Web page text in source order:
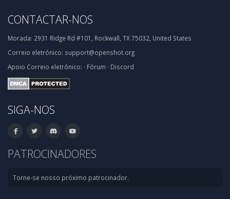
CONTACTAR-NOS
Morada: 2931 Ridge Rd #101, Rockwall, TX 75032, United States
Correio eletrónico: support@openshot.org
Apoio Correio eletrónico: · Fórum · Discord
SIGA-NOS
PATROCINADORES
Torne-se nosso próximo patrocinador.